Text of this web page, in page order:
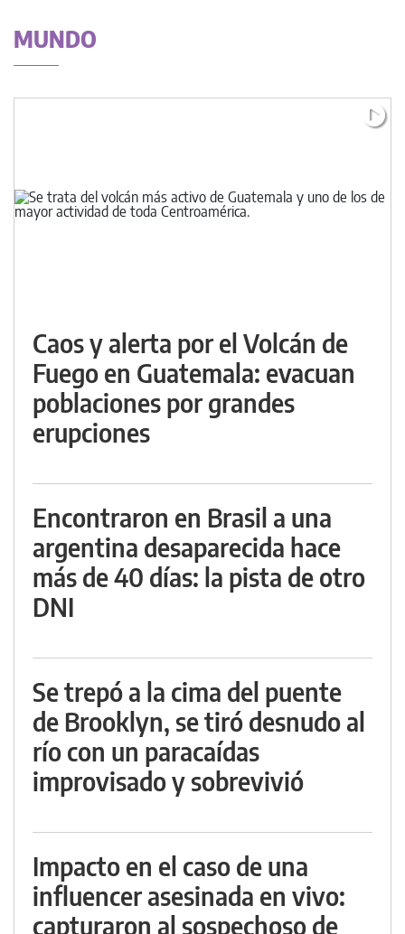
MUNDO
Caos y alerta por el Volcán de
Fuego en Guatemala: evacuan
poblaciones por grandes
erupciones
Encontraron en Brasil a una
argentina desaparecida hace
más de 40 días: la pista de otro
DNI
Se trepó a la cima del puente
de Brooklyn, se tiró desnudo al
río con un paracaídas
improvisado y sobrevivió
Impacto en el caso de una
influencer asesinada en vivo:
capturaron al sospechoso de